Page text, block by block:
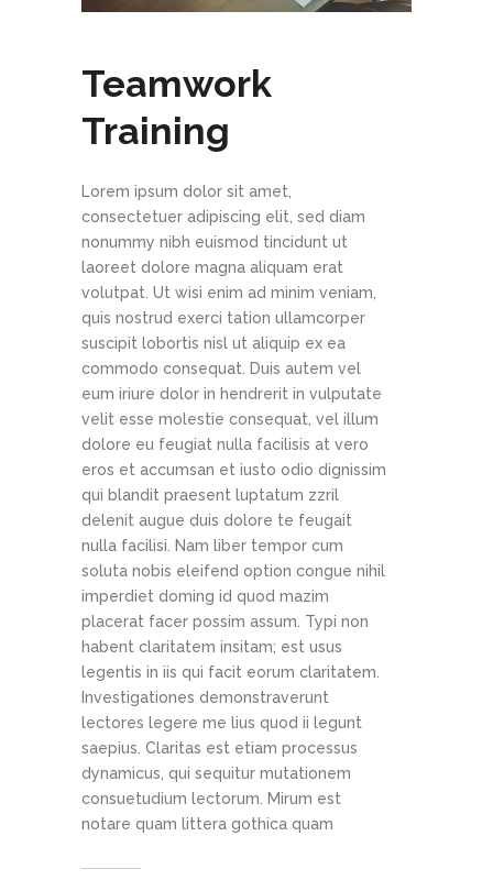
Teamwork
Training
Lorem ipsum dolor sit amet,
consectetuer adipiscing elit, sed diam
nonummy nibh euismod tincidunt ut
laoreet dolore magna aliquam erat
volutpat. Ut wisi enim ad minim veniam,
quis nostrud exerci tation ullamcorper
suscipit lobortis nisl ut aliquip ex ea
commodo consequat. Duis autem vel
eum iriure dolor in hendrerit in vulputate
velit esse molestie consequat, vel illum
dolore eu feugiat nulla facilisis at vero
eros et accumsan et iusto odio dignissim
qui blandit praesent luptatum zzril
delenit augue duis dolore te feugait
nulla facilisi. Nam liber tempor cum
soluta nobis eleifend option congue nihil
imperdiet doming id quod mazim
placerat facer possim assum. Typi non
habent claritatem insitam; est usus
legentis in iis qui facit eorum claritatem.
Investigationes demonstraverunt
lectores legere me lius quod ii legunt
saepius. Claritas est etiam processus
dynamicus, qui sequitur mutationem
consuetudium lectorum. Mirum est
notare quam littera gothica quam